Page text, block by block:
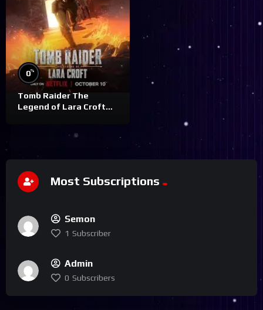
0%
Tomb Raider The
Legend of Lara Croft
Most Subscriptions
Semon
1 Subscriber
Admin
0 Subscribers